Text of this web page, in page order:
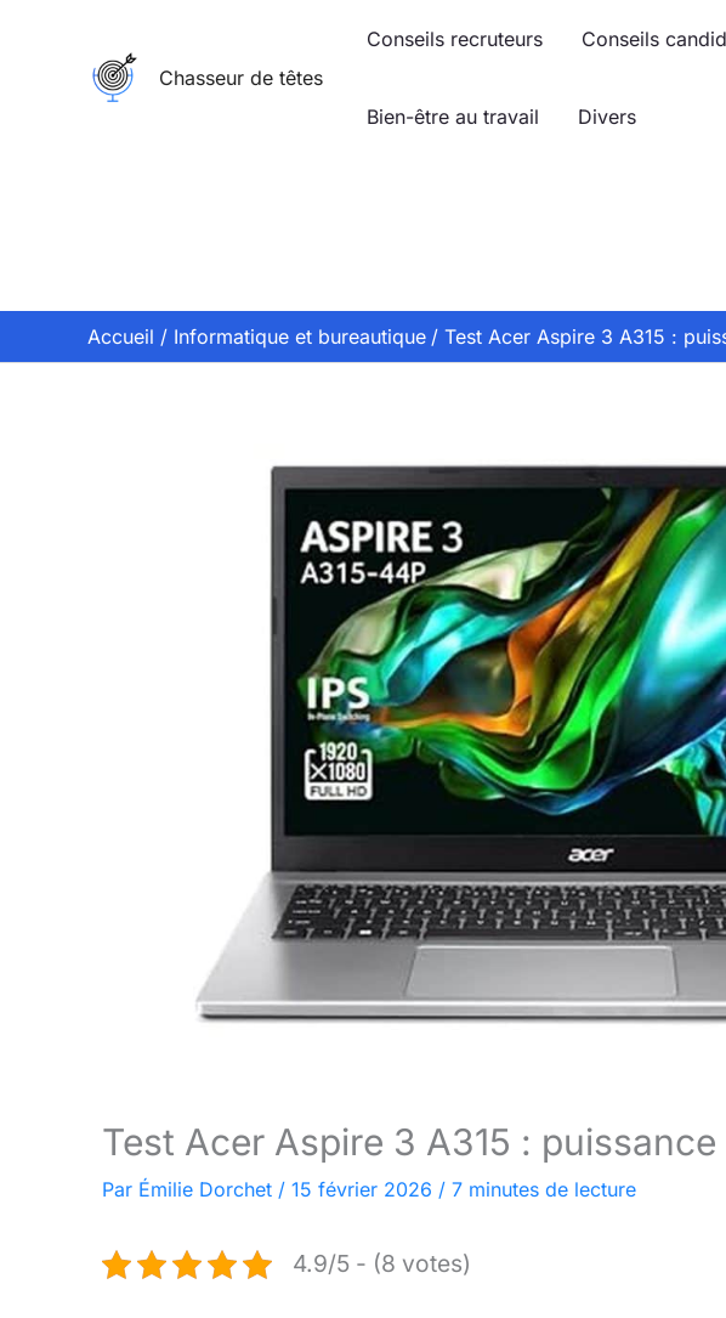
Chasseur de têtes
Conseils recruteurs Conseils
Bien-être au travail Divers
Accueil Informatique et bureautique Test Acer Aspire 3 A315 :
Test Acer Aspire 3 A315 :
Par Émilie Dorchet / 15 février 2026 / 7 minutes de lecture
4.9/5 - (8 votes)